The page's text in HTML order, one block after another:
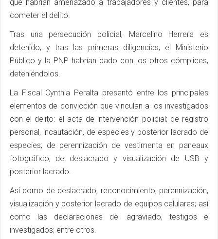
que habrían amenazado a trabajadores y clientes, para
cometer el delito.
Tras una persecución policial, Marcelino Herrera es
detenido, y tras las primeras diligencias, el Ministerio
Público y la PNP habrían dado con los otros cómplices,
deteniéndolos.
La Fiscal Cynthia Peralta presentó entre los principales
elementos de convicción que vinculan a los investigados
con el delito: el acta de intervención policial; de registro
personal, incautación, de especies y posterior lacrado de
especies; de perennización de vestimenta en paneaux
fotográfico; de deslacrado y visualización de USB y
posterior lacrado.
Así como de deslacrado, reconocimiento, perennización,
visualización y posterior lacrado de equipos celulares; así
como las declaraciones del agraviado, testigos e
investigados; entre otros.